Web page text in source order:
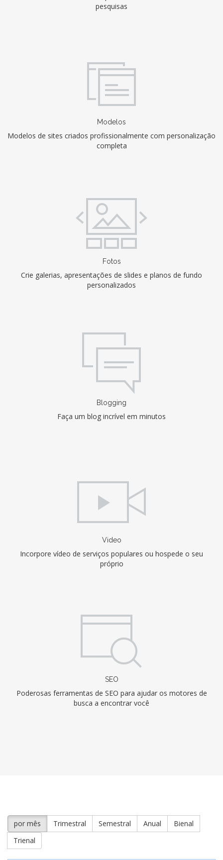
pesquisas
Modelos
Modelos de sites criados profissionalmente com personalização
completa
Fotos
Crie galerias, apresentações de slides e planos de fundo
personalizados
Blogging
Faça um blog incrível em minutos
Video
Incorpore vídeo de serviços populares ou hospede o seu
próprio
SEO
Poderosas ferramentas de SEO para ajudar os motores de
busca a encontrar você
por mês Trimestral Semestral Anual
Bienal
Trienal